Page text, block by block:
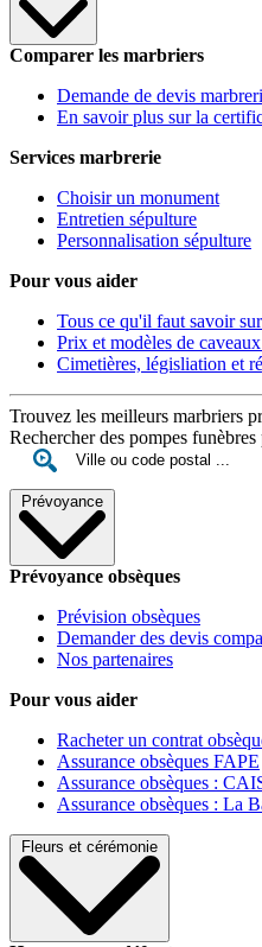
Comparer les marbriers
Demande de devis
En savoir plus sur la
Services marbrerie
Choisir un monument
Entretien sépulture
Personnalisation sépulture
Pour vous aider
Tous ce qu'il faut savoir
Prix et modèles de
Cimetières, législiation et
Trouvez les meilleurs marbriers
Rechercher des pompes
Prévoyance
Prévoyance obsèques
Prévision obsèques
Demander des devis
Nos partenaires
Pour vous aider
Racheter un contrat
Assurance obsèques FAPE
Assurance obsèques :
Assurance obsèques : La
Fleurs et cérémonie